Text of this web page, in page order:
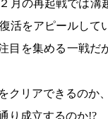
月の再起戦では溝
活をアピールして
目を集める一戦だ
クリアできるのか、
り成立するのか!?